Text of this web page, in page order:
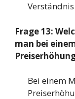
Frage 13:
man bei
Bei einem